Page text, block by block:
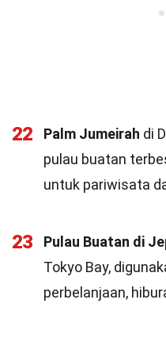
22 Palm Jumeirah di
pulau buatan
untuk pariwisata
23 Pulau Buatan di
Tokyo Bay,
perbelanjaan,